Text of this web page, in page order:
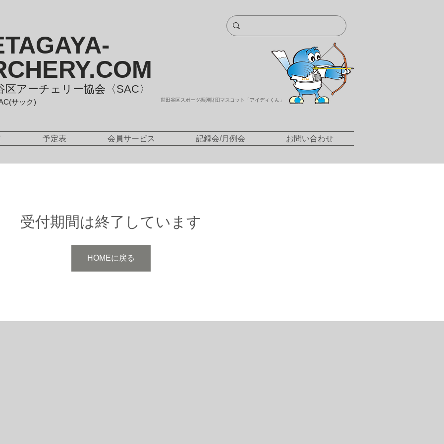
区アーチェリー協会〈SAC〉
世田谷区スポーツ振興財団マスコット「アイディくん」
サック)
予定表 会員サービス 記録会/月例会 お問い合わせ
受付期間は終了しています
HOMEに戻る